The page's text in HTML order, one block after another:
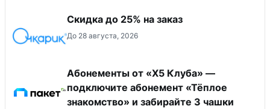
Скидка до 25% на заказ
До 28 августа, 2026
Абонементы от «Х5 Клуба» —
подключите абонемент «Тёплое
знакомство» и забирайте 3 чашки